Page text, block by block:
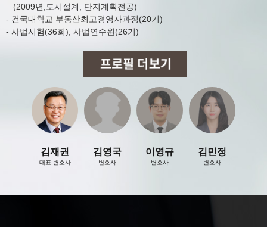
(2009년,도시설계, 단지계획전공)
- 건국대학교 부동산최고경영자과정(20기)
- 사법시험(36회), 사법연수원(26기)
- 공군 검찰단 제4보통검찰부 군검사
- 공군참모총장 표창
- 現 경북 칠곡군 동명면 마을변호사
- 現 한국부동산원 정비사업 자문위원
김재권
대표 변호사
김영국
변호사
이영규
변호사
김민정
변호사
5. 개인정보관리책임자 및 담당자의 연락처
가. 법무법인 효현은 개인정보처리에 관한
업무를 총괄해서 책임지고, 개인정보 처리
제 등을 위하여 아래와 같이 개인정보보호
책임자를 지정하고 있습니다.
- 개인정보보호 책임자
· 전화 : 053)759-6611
· 이메일 : hh6426@naver.com
- 개인정보보호 담당자
· 안우석 팀장
· 전화 : 053)759-6611
· 이메일: ahnwoosuk@hanmail.net
를 이용하시면서 발생한 모든 개인정보보호
관련 문의, 불만처리, 피해구제 등에 관한 사
리해드릴 것입니다.